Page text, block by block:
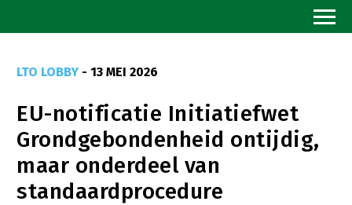
Goed eten
Mooi groen
Sterk ondernemerschap
LTO LOBBY - 13 MEI 2026
EU-notificatie Initiatiefwet
Grondgebondenheid ontijdig,
maar onderdeel van
standaardprocedure